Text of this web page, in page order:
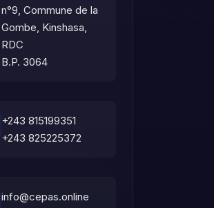
n°9, Commune de la
Gombe, Kinshasa,
RDC
B.P. 3064
+243 815199351
+243 825225372
info@cepas.online